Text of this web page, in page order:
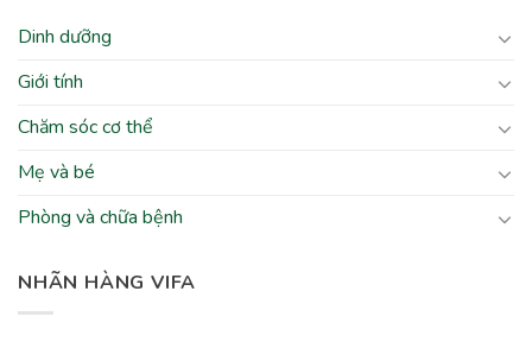
Dinh dưỡng
Giới tính
Chăm sóc cơ thể
Mẹ và bé
Phòng và chữa bệnh
NHÃN HÀNG VIFA